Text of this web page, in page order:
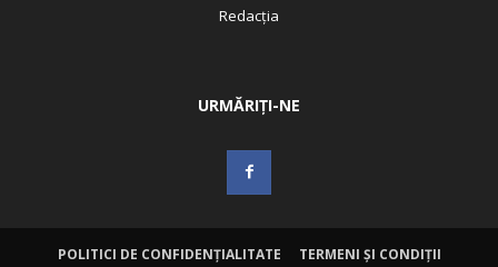
Redacția
URMĂRIȚI-NE
POLITICI DE CONFIDENȚIALITATE
TERMENI ȘI CONDIȚII